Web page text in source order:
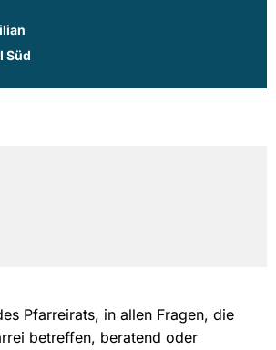
Süd
Pfarreirats, in allen Fragen, die
betreffen, beratend oder